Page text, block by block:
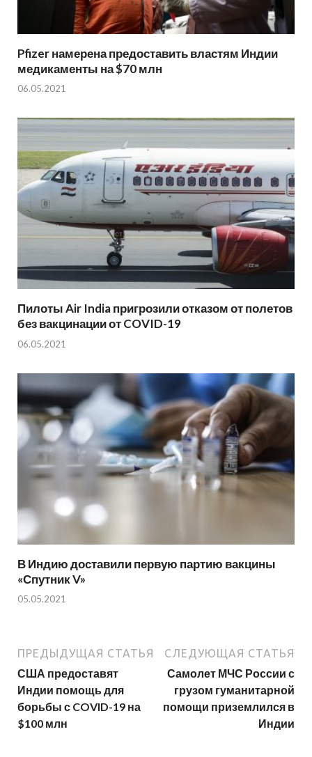
Pfizer намерена предоставить властям Индии
медикаменты на $70 млн
06.05.2021
Пилоты Air India пригрозили отказом от полетов
без вакцинации от COVID-19
06.05.2021
В Индию доставили первую партию вакцины
«Спутник V»
05.05.2021
ПРЕДЫДУЩАЯ СТАТЬЯ
США предоставят
Индии помощь для
борьбы с COVID-19 на
$100 млн
СЛЕДУЮЩАЯ СТАТЬЯ
Самолет МЧС России с
грузом гуманитарной
помощи приземлился в
Индии